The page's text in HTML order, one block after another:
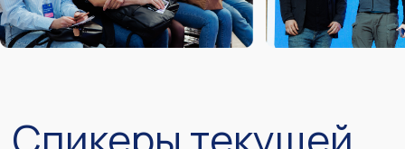
Авито
«О сравнении классических
подходов к управлению
продакшеном на базе практик
британской библиотеки знаний ITIL
и современных SRE практик»